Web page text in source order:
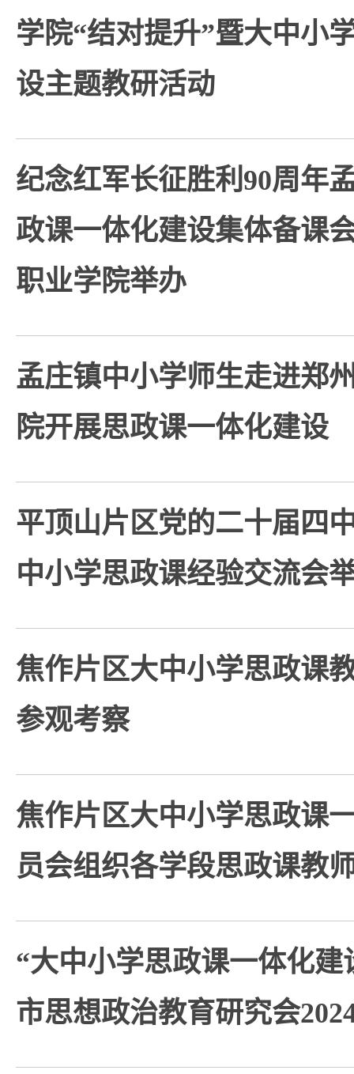
学院“结对提升”暨大中小
设主题教研活动
纪念红军长征胜利90周年
政课一体化建设集体备课
职业学院举办
孟庄镇中小学师生走进郑
院开展思政课一体化建设
平顶山片区党的二十届四
中小学思政课经验交流会
焦作片区大中小学思政课
参观考察
焦作片区大中小学思政课
员会组织各学段思政课教
“大中小学思政课一体化建
市思想政治教育研究会